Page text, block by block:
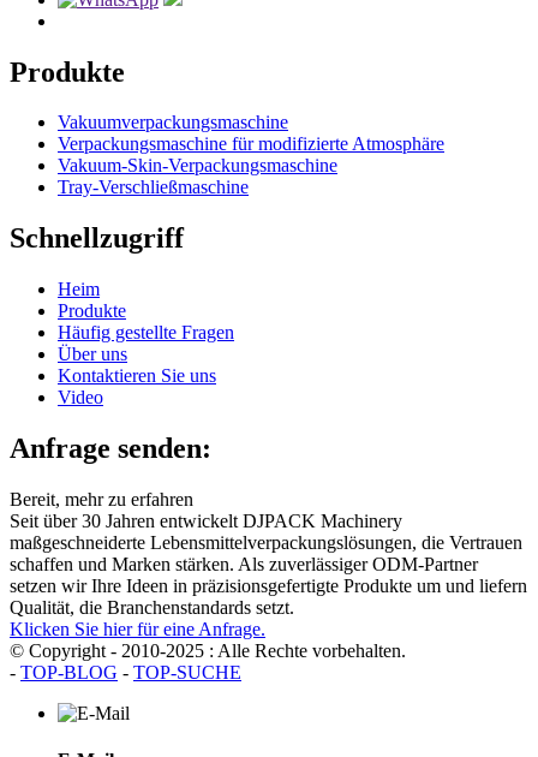
Produkte
Vakuumverpackungsmaschine
Verpackungsmaschine für modifizierte Atmosphäre
Vakuum-Skin-Verpackungsmaschine
Tray-Verschließmaschine
Schnellzugriff
Heim
Produkte
Häufig gestellte Fragen
Über uns
Kontaktieren Sie uns
Video
Anfrage senden:
Bereit, mehr zu erfahren
Seit über 30 Jahren entwickelt DJPACK Machinery
maßgeschneiderte Lebensmittelverpackungslösungen, die Vertrauen
schaffen und Marken stärken. Als zuverlässiger ODM-Partner
setzen wir Ihre Ideen in präzisionsgefertigte Produkte um und liefern
Qualität, die Branchenstandards setzt.
Klicken Sie hier für eine Anfrage.
© Copyright - 2010-2025 : Alle Rechte vorbehalten.
- TOP-BLOG - TOP-SUCHE